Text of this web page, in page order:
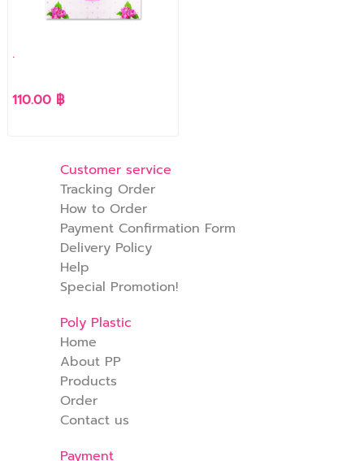
.
110.00 ฿
Customer service
Tracking Order
How to Order
Payment Confirmation Form
Delivery Policy
Help
Special Promotion!
Poly Plastic
Home
About PP
Products
Order
Contact us
Payment